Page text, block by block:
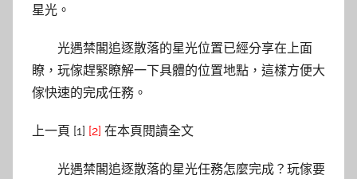
星光。
光遇禁閣追逐散落的星光位置已經分享在上面
瞭，玩傢趕緊瞭解一下具體的位置地點，這樣方便大
傢快速的完成任務。
上一頁 [1] [2] 在本頁閱讀全文
光遇禁閣追逐散落的星光任務怎麼完成？玩傢要